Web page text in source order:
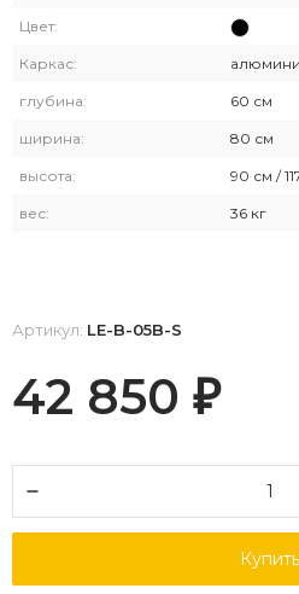
Цвет:
Каркас:
глубина: 60 см
ширина: 80 см
высота: 90 см /
вес: 36 кг
Артикул: LE-B-05B-S
42 850 ₽
Купить